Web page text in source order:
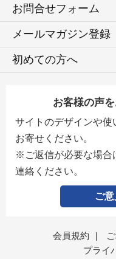
お問合せフォーム
メールマガジン登録
初めての方へ
お客様の声
サイトのデザインや使
お寄せください。
※ご返信が必要な場合
連絡ください。
ご
会員規約 |
プライ